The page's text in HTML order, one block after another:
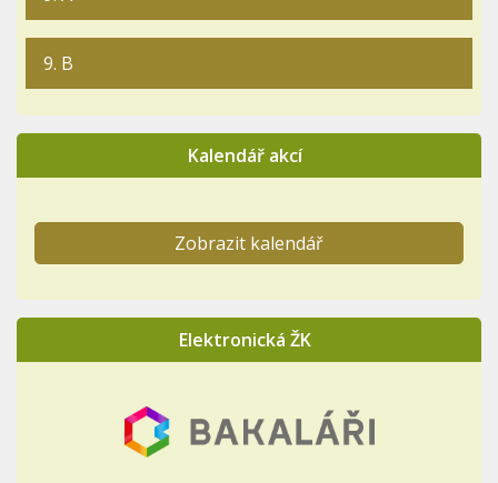
9. B
Kalendář akcí
Zobrazit kalendář
Elektronická ŽK